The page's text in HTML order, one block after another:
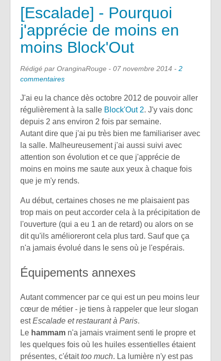
[Escalade] - Pourquoi
j'apprécie de moins en
moins Block'Out
Rédigé par OranginaRouge - 07 novembre 2014 - 2
commentaires
J'ai eu la chance dès octobre 2012 de pouvoir aller
régulièrement à la salle Block'Out 2. J'y vais donc
depuis 2 ans environ 2 fois par semaine.
Autant dire que j'ai pu très bien me familiariser avec
la salle. Malheureusement j'ai aussi suivi avec
attention son évolution et ce que j'apprécie de
moins en moins me saute aux yeux à chaque fois
que je m'y rends.
Au début, certaines choses ne me plaisaient pas
trop mais on peut accorder cela à la précipitation de
l'ouverture (qui a eu 1 an de retard) ou alors on se
dit qu'ils amélioreront cela plus tard. Sauf que ça
n'a jamais évolué dans le sens où je l'espérais.
Équipements annexes
Autant commencer par ce qui est un peu moins leur
cœur de métier - je tiens à rappeler que leur slogan
estEscalade et restaurant à Paris.
Le hammam n'a jamais vraiment senti le propre et
les quelques fois où les huiles essentielles étaient
présentes, c'étaittoo much. La lumière n'y est pas